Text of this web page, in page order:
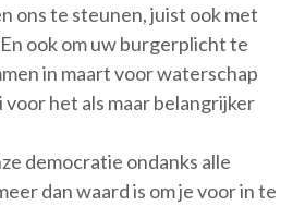
ons te steunen, juist ook met
ook om uw burgerplicht te
in maart voor waterschap
voor het als maar belangrijker
democratie ondanks alle
dan waard is om je voor in te